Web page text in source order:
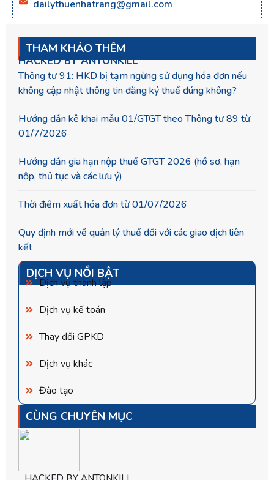
dailythuenhatrang@gmail.com
THAM KHẢO THÊM
HACKED BY ANTONKILL
Thông tư 91: HKD bị tạm ngừng sử dụng hóa đơn nếu
không cập nhật thông tin đăng ký thuế đúng không?
Hướng dẫn kê khai mẫu 01/GTGT theo Thông tư 89 từ
01/7/2026
Hướng dẫn gia hạn nộp thuế GTGT 2026 (hồ sơ, hạn
nộp, thủ tục và các lưu ý)
Thời điểm xuất hóa đơn từ 01/07/2026
Quy định mới về quản lý thuế đối với các giao dịch liên
kết
DỊCH VỤ NỔI BẬT
Dịch vụ thành lập
Dịch vụ kế toán
Thay đổi GPKD
Dịch vụ khác
Đào tạo
CÙNG CHUYÊN MỤC